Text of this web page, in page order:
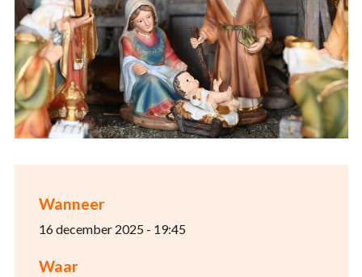
Wanneer
16 december 2025 - 19:45
Waar